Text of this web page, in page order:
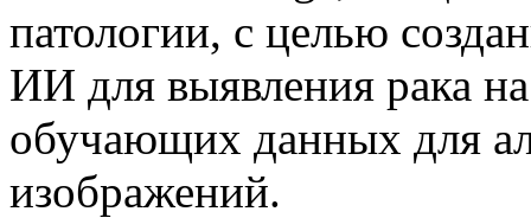
патологии, с целью
ИИ для выявления рака
обучающих данных для
изображений.